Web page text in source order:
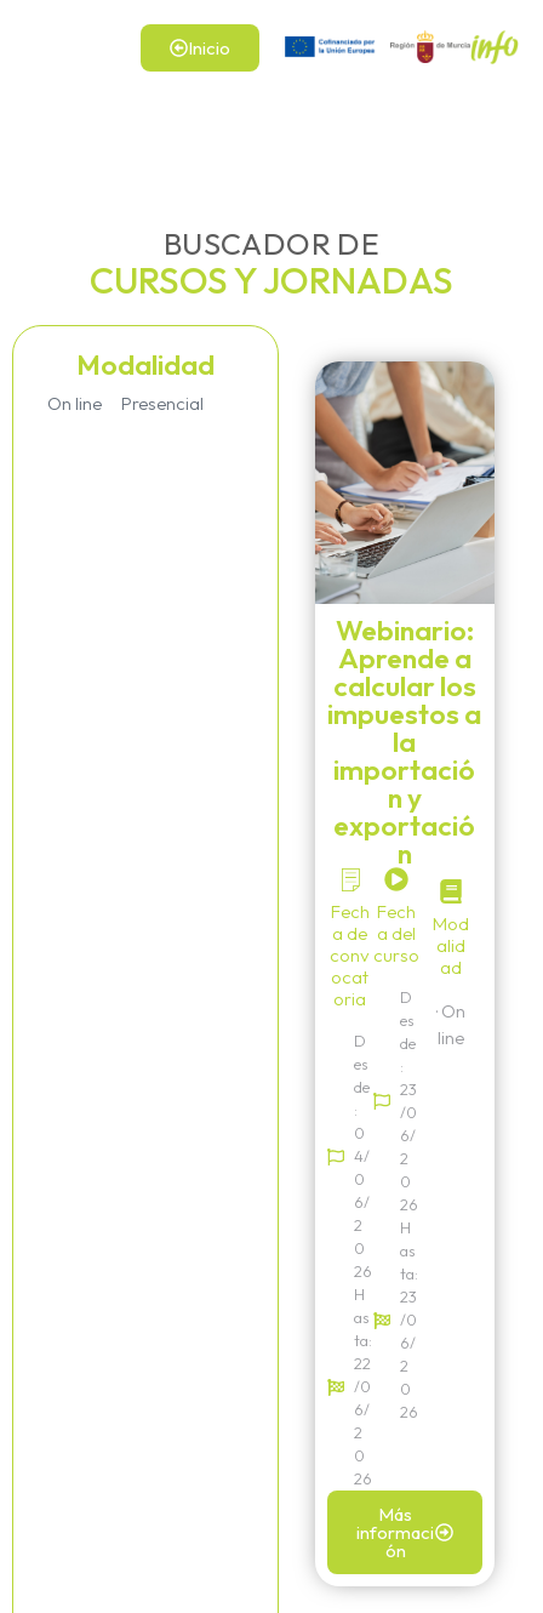
Inicio
BUSCADOR DE
CURSOS Y JORNADAS
Modalidad
On line Presencial
Webinario:
Aprende a
calcular los
impuestos a
la
importació
n y
exportació
n
Fech
a de
conv
ocat
oria
D
es
de
:
0
4/
0
6/
2
0
26
H
as
ta:
22
/0
6/
2
0
26
Fech
a del
curso
D
es
de
:
23
/0
6/
2
0
26
H
as
ta:
23
/0
6/
2
0
26
Mod
alid
ad
· On
line
Más
informaci
ón